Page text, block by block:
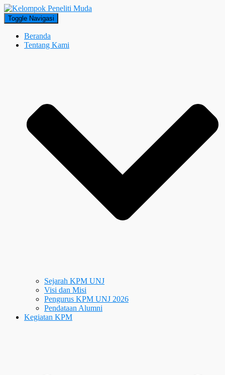
Toggle Navigasi
Beranda
Tentang Kami
Sejarah KPM UNJ
Visi dan Misi
Pengurus KPM UNJ 2026
Pendataan Alumni
Kegiatan KPM